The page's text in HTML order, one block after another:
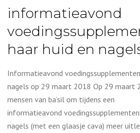
informatieavond
haar huid en
Informatieavond
nagels op 29 maart 2018 Op 29 maart
mensen van ba’sil om tijdens een
informatieavond
nagels (met een glaasje cava) meer